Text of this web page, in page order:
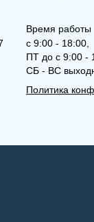
Время работы
с 9:00 - 18:00,
ПТ до с 9:00 -
СБ - ВС
Политика